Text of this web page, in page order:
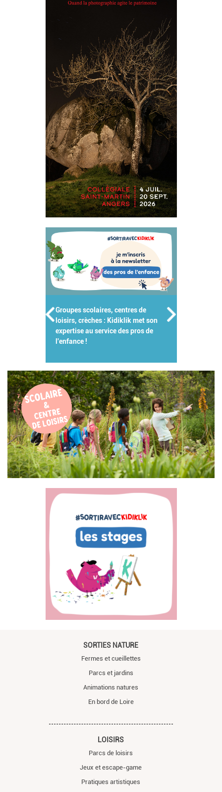
Groupes scolaires, centres de
loisirs, crèches : Kidiklik met son
expertise au service des pros de
l'enfance !
SORTIES NATURE
Fermes et cueillettes
Parcs et jardins
Animations natures
En bord de Loire
LOISIRS
Parcs de loisirs
Jeux et escape-game
Pratiques artistiques